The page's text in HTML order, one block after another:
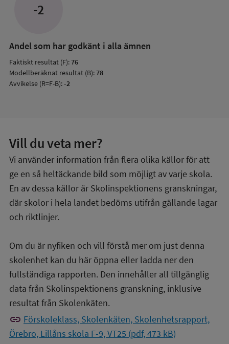
-2
Andel som har godkänt i alla ämnen
Faktiskt resultat (F):76
Modellberäknat resultat (B):78
Avvikelse (R=F-B):-2
Vill du veta mer?
Vi använder information från flera olika källor för att
ge en så heltäckande bild som möjligt av varje skola.
En av dessa källor är Skolinspektionens granskningar,
där skolor i hela landet bedöms utifrån gällande lagar
och riktlinjer.
Om du är nyfiken och vill förstå mer om just denna
skolenhet kan du här öppna eller ladda ner den
fullständiga rapporten. Den innehåller all tillgänglig
data från Skolinspektionens granskning, inklusive
resultat från Skolenkäten.
link Förskoleklass, Skolenkäten, Skolenhetsrapport,
Örebro, Lillåns skola F-9, VT25 (pdf, 473 kB)